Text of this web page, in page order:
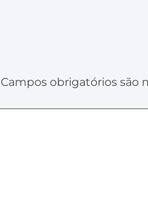
Campos obrigatórios são